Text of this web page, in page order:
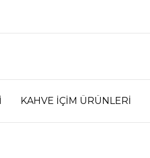
KAHVE İÇİM ÜRÜNLERİ